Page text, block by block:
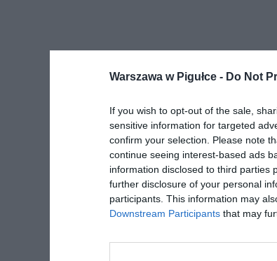
Warszawa w Pigułce - Do Not
If you wish to opt-out of the sale,
sensitive information for targeted
confirm your selection. Please note
continue seeing interest-based ads
information disclosed to third parties
further disclosure of your personal
participants. This information may
Downstream Participants that may